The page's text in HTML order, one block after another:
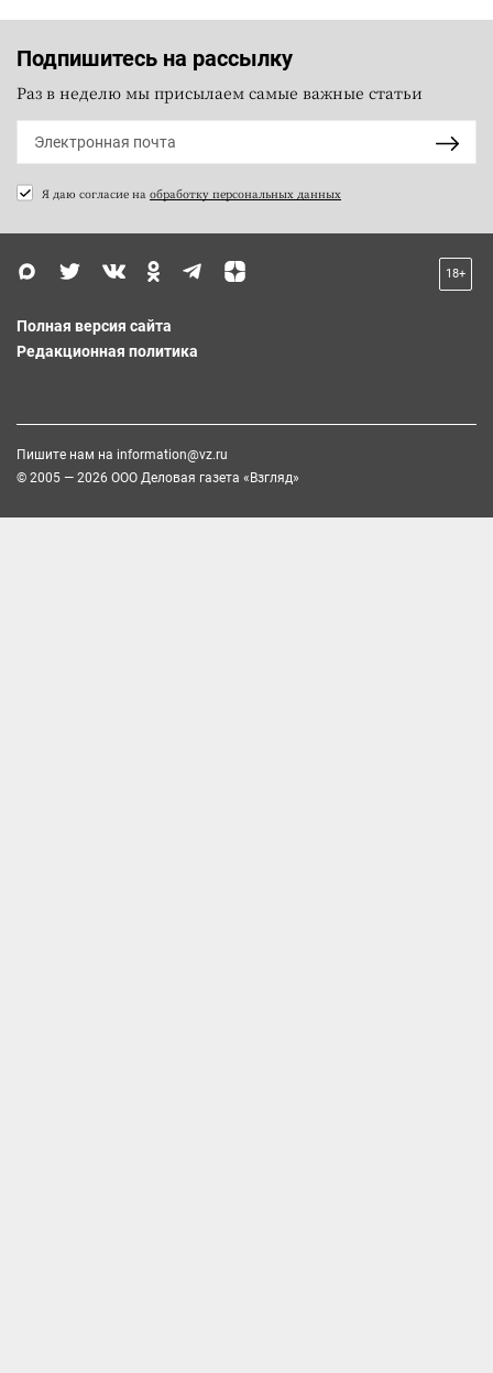
Подпишитесь на рассылку
Раз в неделю мы присылаем самые важные статьи
Я даю согласие на обработку персональных данных
18+
Полная версия сайта
Редакционная политика
Пишите нам на information@vz.ru
© 2005 — 2026 ООО Деловая газета «Взгляд»